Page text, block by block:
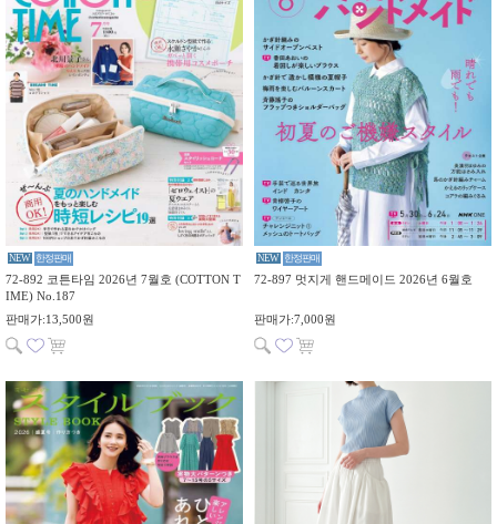
NEW 한정판매
72-892 코튼타임 2026년 7월호 (COTTON T
IME) No.187
판매가:13,500원
NEW 한정판매
72-897 멋지게 핸드메이드 2026년 6월호
판매가:7,000원